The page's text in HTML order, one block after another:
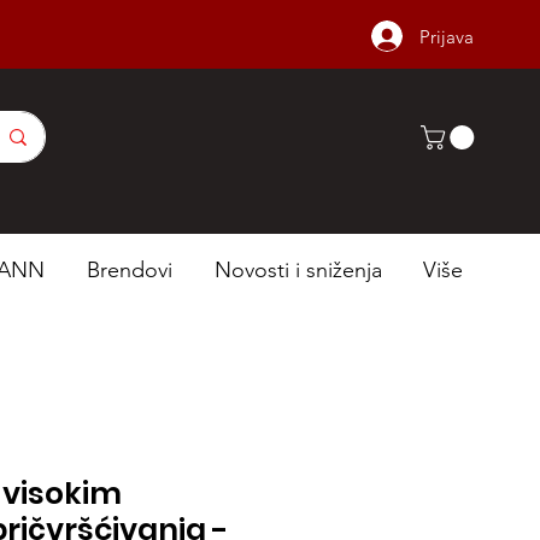
Prijava
Brendovi Novosti i sniženja Više
-